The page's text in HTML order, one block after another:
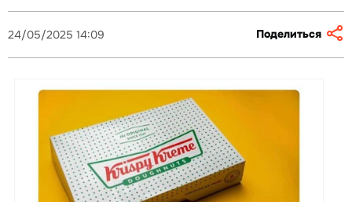
24/05/2025 14:09 Поделиться